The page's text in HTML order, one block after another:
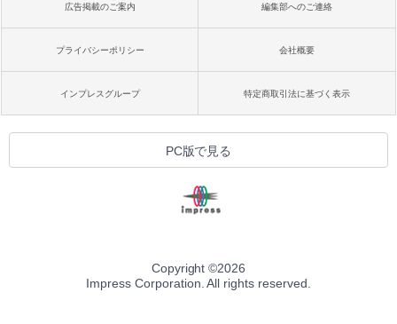
広告掲載のご案内 編集部へのご連絡
プライバシーポリシー 会社概要
インプレスグループ 特定商取引法に基づく表示
PC版で見る
Copyright ©2026
Impress Corporation. All rights reserved.